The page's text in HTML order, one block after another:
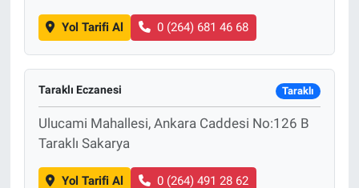
Yol Tarifi Al 0 (264) 681 46 68
Taraklı Eczanesi Taraklı
Ulucami Mahallesi, Ankara Caddesi No:126 B
Taraklı Sakarya
Yol Tarifi Al 0 (264) 491 28 62